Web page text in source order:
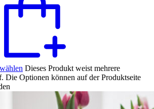
Dieses Produkt weist mehrere
Die Optionen können auf der Produktseite